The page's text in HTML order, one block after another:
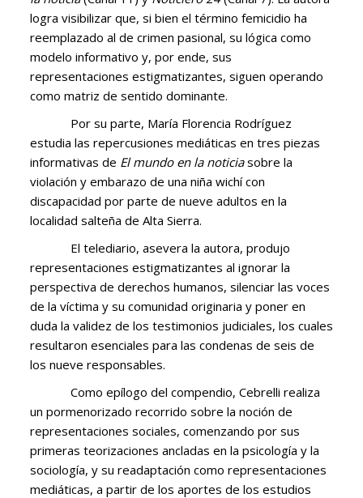
logra visibilizar que, si bien el término femicidio ha
reemplazado al de crimen pasional, su lógica como
modelo informativo y, por ende, sus
representaciones estigmatizantes, siguen operando
como matriz de sentido dominante.
Por su parte, María Florencia Rodríguez
estudia las repercusiones mediáticas en tres piezas
informativas de El mundo en la noticiasobre la
violación y embarazo de una niña wichí con
discapacidad por parte de nueve adultos en la
localidad salteña de Alta Sierra.
El telediario, asevera la autora, produjo
representaciones estigmatizantes al ignorar la
perspectiva de derechos humanos, silenciar las voces
de la víctima y su comunidad originaria y poner en
duda la validez de los testimonios judiciales, los cuales
resultaron esenciales para las condenas de seis de
los nueve responsables.
Como epílogo del compendio, Cebrelli realiza
un pormenorizado recorrido sobre la noción de
representaciones sociales, comenzando por sus
primeras teorizaciones ancladas en la psicología y la
sociología, y su readaptación como representaciones
mediáticas, a partir de los aportes de los estudios